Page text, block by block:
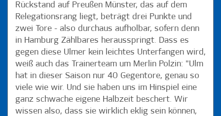
Rückstand auf Preußen Münster, das auf dem
Relegationsrang liegt, beträgt drei Punkte und
zwei Tore - also durchaus aufholbar, sofern denn
in Hamburg Zählbares herausspringt. Dass es
gegen diese Ulmer kein leichtes Unterfangen wird,
weiß auch das Trainerteam um Merlin Polzin: "Ulm
hat in dieser Saison nur 40 Gegentore, genau so
viele wie wir. Und sie haben uns im Hinspiel eine
ganz schwache eigene Halbzeit beschert. Wir
wissen also, dass sie wirklich eklig sein können,